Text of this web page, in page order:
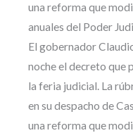
una reforma que
anuales del Poder
El gobernador
noche el decreto que
la feria judicial. La
en su despacho de
una reforma que